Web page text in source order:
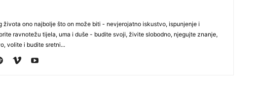
života ono najbolje što on može biti - nevjerojatno iskustvo, ispunjenje i
ravnotežu tijela, uma i duše - budite svoji, živite slobodno, njegujte znanje,
volite i budite sretni...